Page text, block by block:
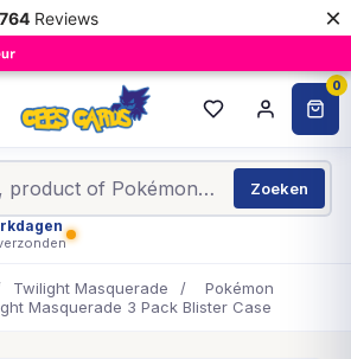
Reviews ×
0
Zoeken
Twilight Masquerade /
Pokémon
Masquerade 3 Pack Blister Case